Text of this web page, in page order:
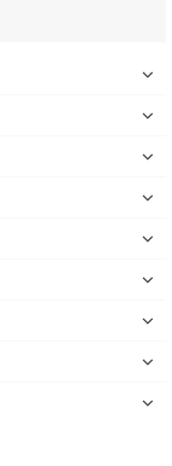
lý)
phẩm lỗi,
vẹn).